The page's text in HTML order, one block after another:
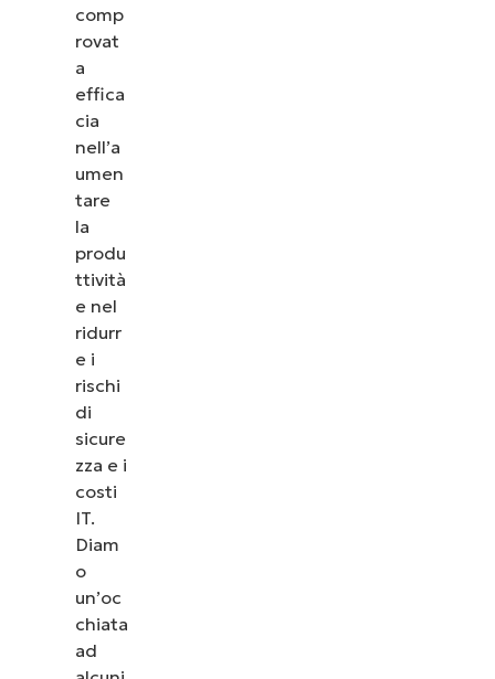
comp
rovat
a
effica
cia
nell’a
umen
tare
la
produ
ttività
e nel
ridurr
e i
rischi
di
sicure
zza e i
costi
IT.
Diam
o
un’oc
chiata
ad
Guarda NinjaOne in
Dai un’occhiata alle nostre demo on-demand per